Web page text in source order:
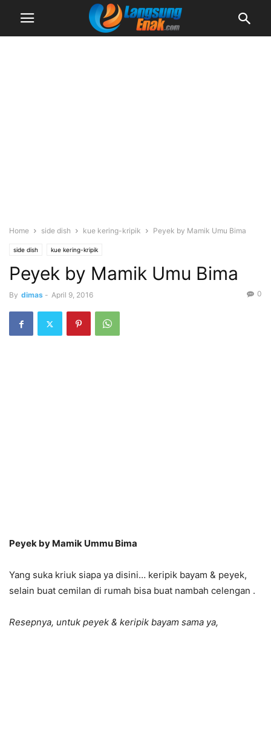
Home side dish kue kering-kripik Peyek by Mamik Umu Bima
side dish kue kering-kripik
Peyek by Mamik Umu Bima
By dimas - April 9, 2016 0
Peyek by Mamik Ummu Bima
Yang suka kriuk siapa ya disini… keripik bayam & peyek,
selain buat cemilan di rumah bisa buat nambah celengan .
Resepnya, untuk peyek & keripik bayam sama ya,